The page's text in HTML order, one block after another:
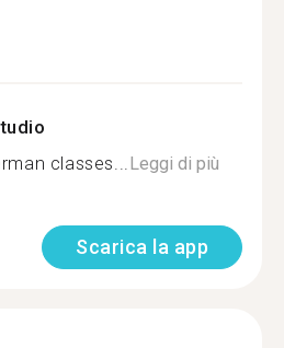
classes...Leggi di più
Scarica la app